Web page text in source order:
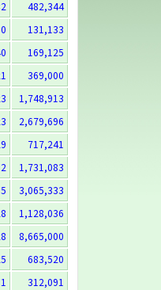
482,344
131,133
169,125
369,000
1,748,913
2,679,696
717,241
1,731,083
3,065,333
1,128,036
8,665,000
683,520
312,091